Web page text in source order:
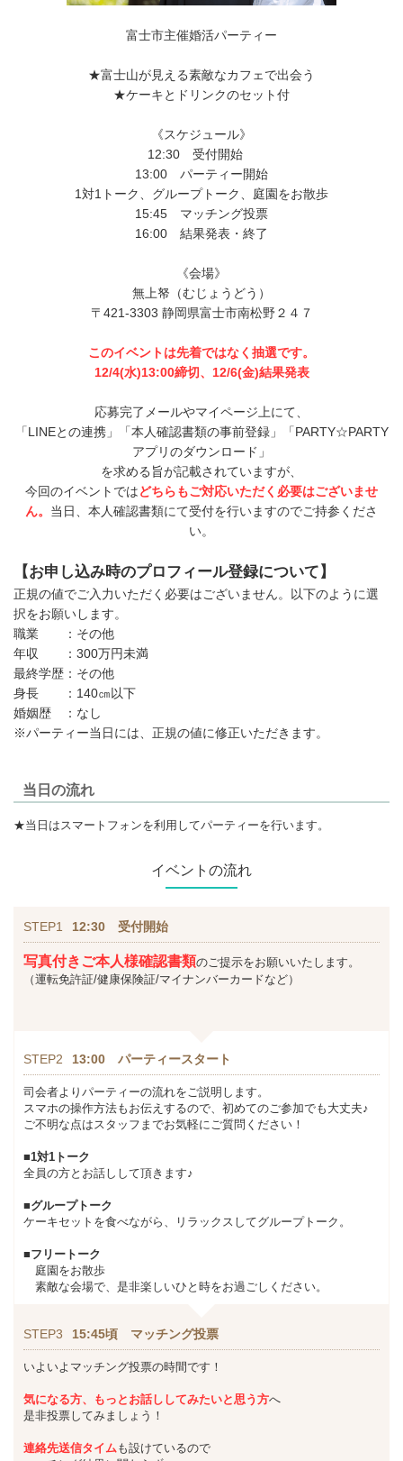
富士市主催婚活パーティー
★富士山が見える素敵なカフェで出会う
★ケーキとドリンクのセット付
《スケジュール》
12:30 受付開始
13:00 パーティー開始
1対1トーク、グループトーク、庭園をお散歩
15:45 マッチング投票
16:00 結果発表・終了
《会場》
無上帑（むじょうどう）
〒421-3303 静岡県富士市南松野２４７
このイベントは先着ではなく抽選です。
12/4(水)13:00締切、12/6(金)結果発表
応募完了メールやマイページ上にて、
「LINEとの連携」「本人確認書類の事前登録」「PARTY☆PARTY
アプリのダウンロード」
を求める旨が記載されていますが、
今回のイベントではどちらもご対応いただく必要はございませ
ん。 当日、本人確認書類にて受付を行いますのでご持参くださ
い。
【お申し込み時のプロフィール登録について】
正規の値でご入力いただく必要はございません。以下のように選
択をお願いします。
職業 ：その他
年収 ：300万円未満
最終学歴：その他
身長 ：140㎝以下
婚姻歴 ：なし
※パーティー当日には、正規の値に修正いただきます。
当日の流れ
★当日はスマートフォンを利用してパーティーを行います。
イベントの流れ
STEP1 12:30 受付開始
写真付きご本人様確認書類のご提示をお願いいたします。
（運転免許証/健康保険証/マイナンバーカードなど）
STEP2 13:00 パーティースタート
司会者よりパーティーの流れをご説明します。
スマホの操作方法もお伝えするので、初めてのご参加でも大丈夫♪
ご不明な点はスタッフまでお気軽にご質問ください！
■1対1トーク
全員の方とお話しして頂きます♪
■グループトーク
ケーキセットを食べながら、リラックスしてグループトーク。
■フリートーク
庭園をお散歩
素敵な会場で、是非楽しいひと時をお過ごしください。
STEP3 15:45頃 マッチング投票
いよいよマッチング投票の時間です！
気になる方、もっとお話ししてみたいと思う方へ
是非投票してみましょう！
連絡先送信タイムも設けているので